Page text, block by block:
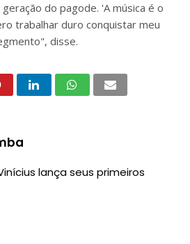
do pagode. 'A música é o
trabalhar duro conquistar meu
disse.
lança seus primeiros